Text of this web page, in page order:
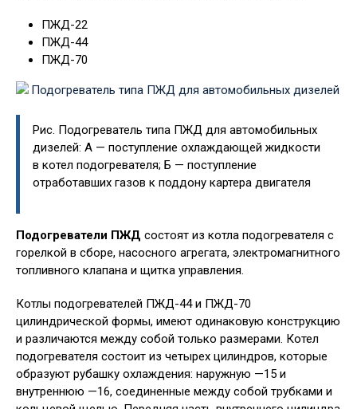
ПЖД-22
ПЖД-44
ПЖД-70
Рис. Подогреватель типа ПЖД для автомобильных
дизелей: А — поступление охлаждающей жидкости
в котел подогревателя; Б — поступление
отработавших газов к поддону картера двигателя
Подогреватели ПЖД состоят из котла подогревателя с
горелкой в сборе, насосного агрегата, электромагнитного
топливного клапана и щитка управления.
Котлы подогревателей ПЖД-44 и ПЖД-70
цилиндрической формы, имеют одинаковую конструкцию
и различаются между собой только размерами. Котел
подогревателя состоит из четырех цилиндров, которые
образуют рубашку охлаждения: наружную —15 и
внутреннюю —16, соединенные между собой трубками и